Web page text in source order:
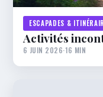
ESCAPADES &
Activités
6 JUIN 2026·16 MIN